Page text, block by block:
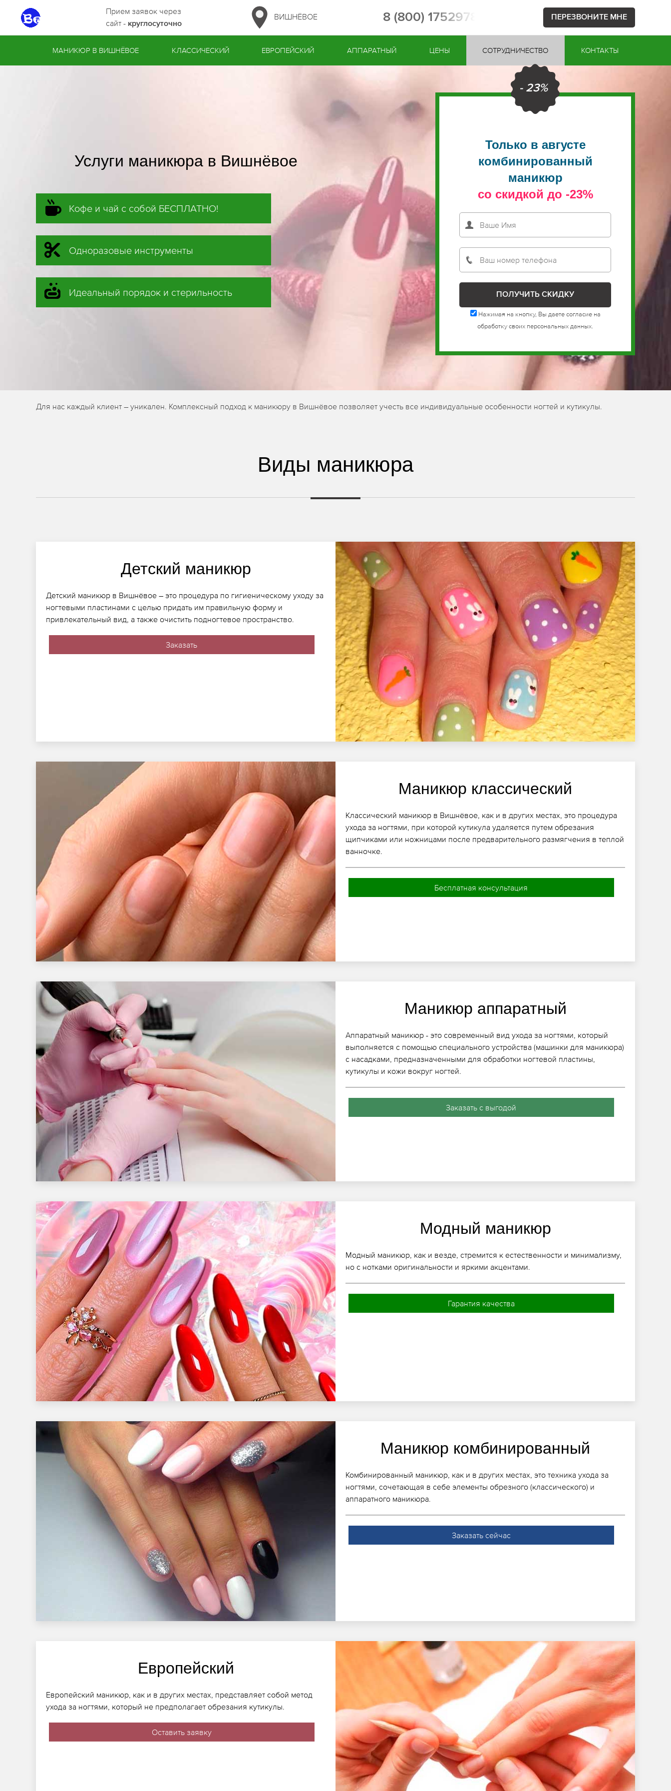
Прием заявок через
сайт - круглосуточно
ВИШНЁВОЕ 8 (800) 1752978 ПЕРЕЗВОНИТЕ МНЕ
МАНИКЮР В ВИШНЁВОЕ КЛАССИЧЕСКИЙ ЕВРОПЕЙСКИЙ АППАРАТНЫЙ ЦЕНЫ СОТРУДНИЧЕСТВО КОНТАКТЫ
Услуги маникюра в Вишнёвое
Кофе и чай с собой БЕСПЛАТНО!
Одноразовые инструменты
Идеальный порядок и стерильность
- 23%
Только в августе
комбинированный
маникюр
со скидкой до -23%
Нажимая на кнопку, Вы даете согласие на
обработку своих персональных данных.
Для нас каждый клиент – уникален. Комплексный подход к маникюру в Вишнёвое позволяет учесть все индивидуальные особенности ногтей и кутикулы.
Виды маникюра
Детский маникюр
Детский маникюр в Вишнёвое – это процедура по гигиеническому уходу за
ногтевыми пластинами с целью придать им правильную форму и
привлекательный вид, а также очистить подногтевое пространство.
Заказать
Маникюр классический
Классический маникюр в Вишнёвое, как и в других местах, это процедура
ухода за ногтями, при которой кутикула удаляется путем обрезания
щипчиками или ножницами после предварительного размягчения в теплой
ванночке.
Бесплатная консультация
Маникюр аппаратный
Аппаратный маникюр - это современный вид ухода за ногтями, который
выполняется с помощью специального устройства (машинки для маникюра)
с насадками, предназначенными для обработки ногтевой пластины,
кутикулы и кожи вокруг ногтей.
Заказать с выгодой
Модный маникюр
Модный маникюр, как и везде, стремится к естественности и минимализму,
но с нотками оригинальности и яркими акцентами.
Гарантия качества
Маникюр комбинированный
Комбинированный маникюр, как и в других местах, это техника ухода за
ногтями, сочетающая в себе элементы обрезного (классического) и
аппаратного маникюра.
Заказать сейчас
Европейский
Европейский маникюр, как и в других местах, представляет собой метод
ухода за ногтями, который не предполагает обрезания кутикулы.
Оставить заявку